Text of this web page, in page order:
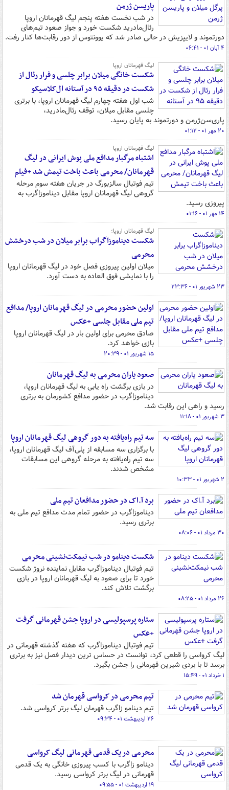
پاریسن ژرمن
در شب نخست هفته پنجم لیگ قهرمانان اروپا
رئال‌مادرید شکست خورد و جواز صعود تیم‌های
دورتموند و لایپزیش در حالی صادر شد که یوونتوس از دور رقابت‌ها کنار رفت.
۴ آبان ۰۱ - ۰۶:۴۱
لیگ قهرمانان اروپا
شکست خانگی میلان برابر چلسی و فرار رئال از
شکست در دقیقه ۹۵ در آستانه ال‌کلاسیکو
شب اول هفته چهارم لیگ قهرمانان اروپا، با برتری
چلسی مقابل میلان، توقف رئال‌مادرید،
پاری‌سن‌ژرمن و دورتموند به پایان رسید.
۲۰ مهر ۰۱ - ۰۱:۱۲
لیگ قهرمانان اروپا
اشتباه مرگبار مدافع ملی پوش ایرانی در لیگ
قهرمانان/ محرمی باعث باخت تیمش شد +فیلم
تیم فوتبال سالزبورگ در جریان هفته سوم مرحله
گروهی لیگ قهرمانان اروپا مقابل دیناموزاگرب به
پیروزی رسید.
۱۴ مهر ۰۱ - ۰۱:۱۶
لیگ قهرمانان اروپا؛
شکست دیناموزاگراب برابر میلان در شب درخشش
محرمی
میلان اولین پیروزی فصل خود در لیگ قهرمانان اروپا
را با نمایشی فوق العاده به دست آورد.
۲۳ شهریور ۰۱ - ۲۳:۳۶
اولین حضور محرمی در لیگ قهرمانان اروپا/ مدافع
تیم ملی مقابل چلسی +عکس
صادق محرمی برای اولین بار در لیگ قهرمانان اروپا
بازی خواهد کرد.
۱۵ شهریور ۰۱ - ۲۰:۳۹
صعود یاران محرمی به لیگ قهرمانان
در بازی برگشت راه یابی به لیگ قهرمانان اروپا،
دیناموزاگرب در حضور مدافع کشورمان به برتری
رسید و راهی این رقابت شد.
۳ شهریور ۰۱ - ۱۱:۱۸
سه تیم راه‌یافته به دور گروهی لیگ قهرمانان اروپا
با برگزاری سه مسابقه از پلی‌آف لیگ قهرمانان اروپا،
سه تیم راه‌یافته به مرحله گروهی این مسابقات
مشخص شدند.
۲ شهریور ۰۱ - ۱۰:۳۳
برد آ.اک در حضور مدافعان تیم ملی
دیناموزاگرب در حضور تمام مدت مدافع تیم ملی به
برتری رسید.
۳۰ مرداد ۰۱ - ۰۸:۰۶
شکست دینامو در شب نیمکت‌نشینی محرمی
تیم فوتبال دیناموزاگرب مقابل نماینده نروژ شکست
خورد تا برای صعود به لیگ قهرمانان اروپا در بازی
برگشت تلاش کند.
۲۶ مرداد ۰۱ - ۰۸:۲۵
ستاره پرسپولیسی در اروپا جشن قهرمانی گرفت
+عکس
تیم فوتبال دیناموزاگرب که هفته گذشته قهرمانی‌ در
لیگ کرواسی را قطعی کرد، توانست در حساس ترین دیدار فصل نیز به برتری
برسد تا با بردی شیرین قهرمانی را جشن بگیرد.
۱ خرداد ۰۱ - ۱۵:۴۹
تیم محرمی در کرواسی قهرمان شد
تیم دینامو زاگرب قهرمان لیگ برتر کرواسی شد.
۲۶ اردیبهشت ۰۱ - ۰۹:۳۴
محرمی در یک قدمی قهرمانی لیگ کرواسی
دینامو زاگرب با کسب پیروزی خانگی به یک قدمی
قهرمانی در لیگ برتر کرواسی رسید.
۱۹ اردیبهشت ۰۱ - ۰۹:۵۵